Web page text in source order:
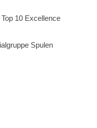
10 Excellence
Spulen